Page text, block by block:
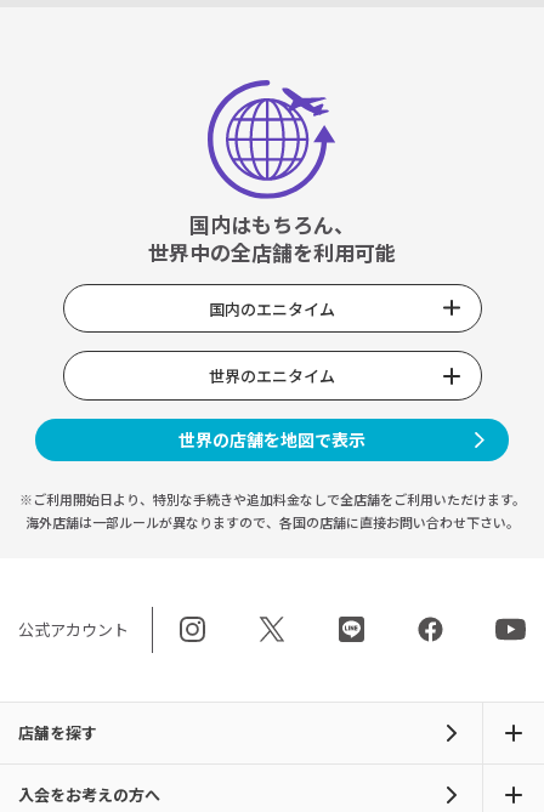
国内はもちろん、
世界中の全店舗を利用可能
国内のエニタイム
世界のエニタイム
世界の店舗を地図で表示
※ご利用開始日より、特別な手続きや追加料金なしで全店舗をご利用いただけます。
海外店舗は一部ルールが異なりますので、 各国の店舗に直接お問い合わせ下さい。
公式アカウント
店舗を探す
入会をお考えの方へ